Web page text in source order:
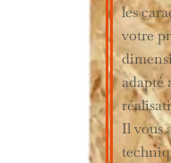
les
votre
adapté
Il vous